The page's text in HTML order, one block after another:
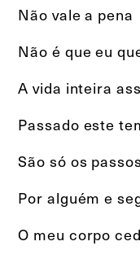
Não vale a pena
Não é que eu
A vida inteira
Passado este
São só os
Por alguém e
O meu corpo